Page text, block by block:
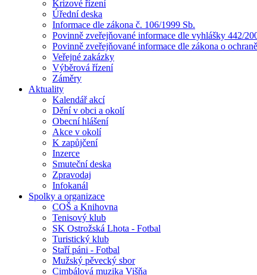
Krizové řízení
Úřední deska
Informace dle zákona č. 106/1999 Sb.
Povinně zveřejňované informace dle vyhlášky 442/
Povinně zveřejňované informace dle zákona o
Veřejné zakázky
Výběrová řízení
Záměry
Aktuality
Kalendář akcí
Dění v obci a okolí
Obecní hlášení
Akce v okolí
K zapůjčení
Inzerce
Smuteční deska
Zpravodaj
Infokanál
Spolky a organizace
COŠ a Knihovna
Tenisový klub
SK Ostrožská Lhota - Fotbal
Turistický klub
Staří páni - Fotbal
Mužský pěvecký sbor
Cimbálová muzika Višňa